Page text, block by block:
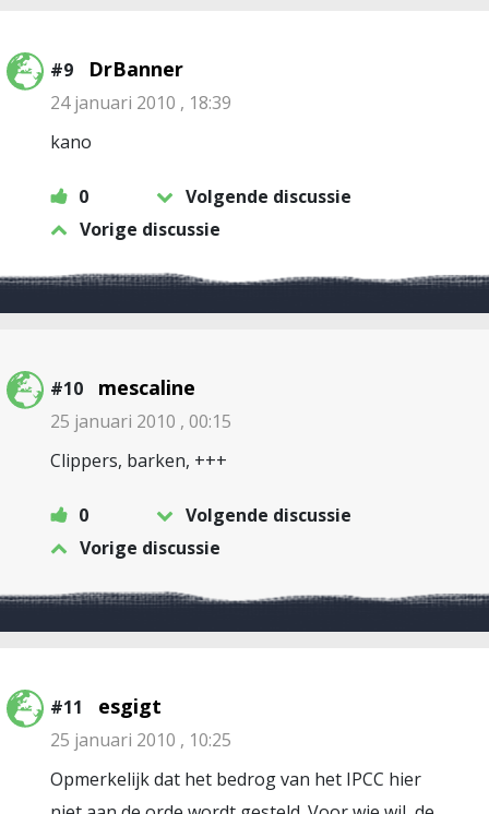
#9 DrBanner
24 januari 2010 , 18:39
kano
0
Volgende discussie
Vorige discussie
#10 mescaline
25 januari 2010 , 00:15
Clippers, barken, +++
0
Volgende discussie
Vorige discussie
#11 esgigt
25 januari 2010 , 10:25
Opmerkelijk dat het bedrog van het IPCC hier